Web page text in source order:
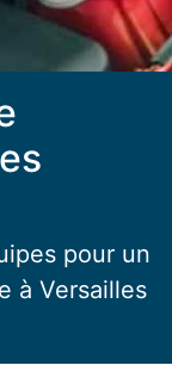
pour un
à Versailles